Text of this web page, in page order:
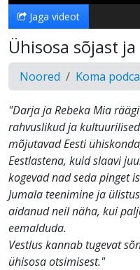
Jaga videot
Ühisosa sõjast
Noored Koma
"Darja ja Rebeka Mia
rahvuslikud ja
mõjutavad Eesti
Eestlastena, kuid slaavi
kogevad nad seda pinget
Jumala teenimine ja ülistus
aidanud neil näha, kui
eemalduda.
Vestlus kannab tugevat
ühisosa otsimisest."